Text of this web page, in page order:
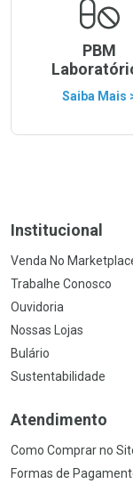
PBM
Saiba Mais
Institucional
Venda No
Trabalhe Conosco
Ouvidoria
Nossas Lojas
Bulário
Sustentabilidade
Atendimento
Como Comprar no
Formas de